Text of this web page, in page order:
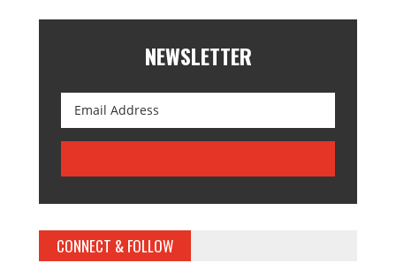
NEWSLETTER
CONNECT & FOLLOW